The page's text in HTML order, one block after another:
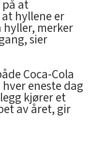
at
hyllene er
merker
sier
Coca-Cola
eneste dag
kjører et
av året, gir